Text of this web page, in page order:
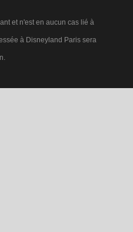
et n'est en aucun cas lié à
à Disneyland Paris sera